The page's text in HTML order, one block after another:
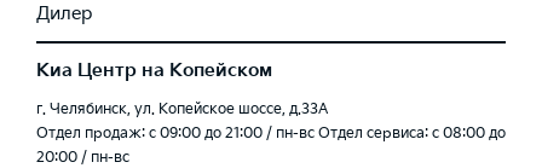
Дилер
Киа Центр на Копейском
г. Челябинск, ул. Копейское шоссе, д.33А
Отдел продаж: c 09:00 до 21:00 / пн-вс Отдел сервиса: с 08:00 до
20:00 / пн-вс